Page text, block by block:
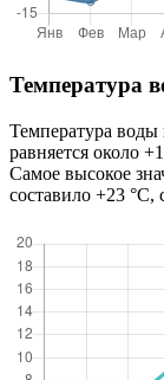
Температура
Температура воды
равняется около
Самое высокое
составило +23 °C,